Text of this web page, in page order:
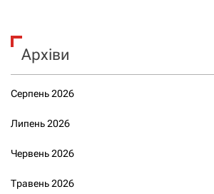
Архіви
Серпень 2026
Липень 2026
Червень 2026
Травень 2026